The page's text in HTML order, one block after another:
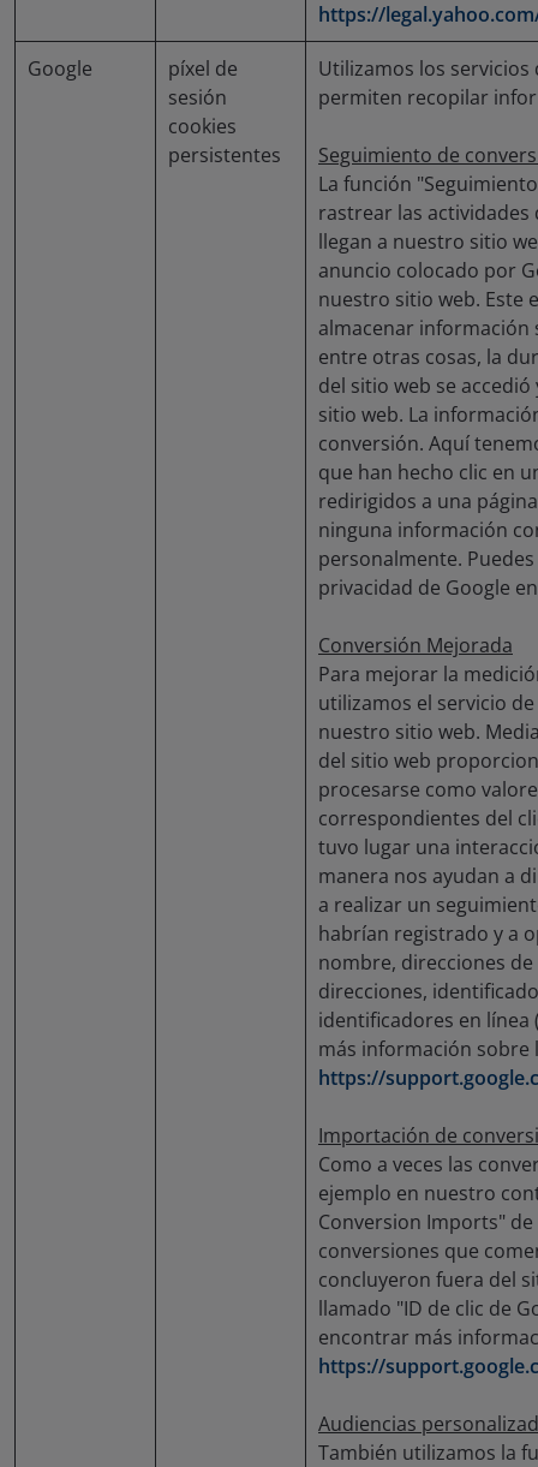
https://
Google
píxel de
sesión
cookies
persistentes
Utilizamos los servicios
permiten recopilar
Seguimiento de
La función
rastrear las
llegan a nuestro sitio
anuncio colocado por
nuestro sitio web. Este
almacenar información
entre otras cosas, la
del sitio web se
sitio web. La
conversión. Aquí
que han hecho clic en
redirigidos a una
ninguna información
personalmente.
privacidad de Google
Conversión Mejorada
Para mejorar la
utilizamos el servicio
nuestro sitio web.
del sitio web
procesarse como
correspondientes del
tuvo lugar una
manera nos ayudan a
a realizar un
habrían registrado y a
nombre, direcciones
direcciones,
identificadores en línea
más información sobre
https://
Importación de
Como a veces las
ejemplo en nuestro
Conversion Imports"
conversiones que
concluyeron fuera del
llamado "ID de clic de
encontrar más
https://
Audiencias
También utilizamos la